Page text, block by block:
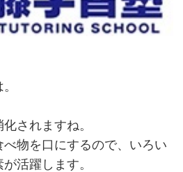
されますね。
物を口にするので、いろい
活躍します。